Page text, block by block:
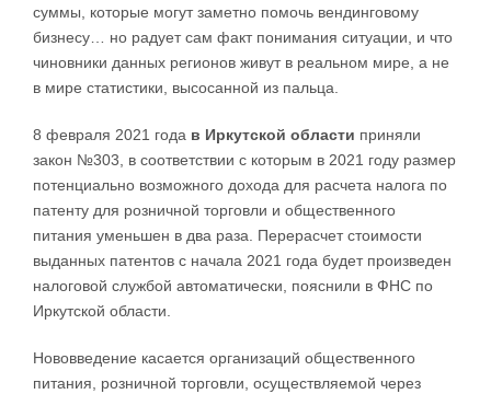
суммы, которые могут заметно помочь вендинговому
бизнесу… но радует сам факт понимания ситуации, и что
чиновники данных регионов живут в реальном мире, а не
в мире статистики, высосанной из пальца.
8 февраля 2021 года в Иркутской области приняли
закон №303, в соответствии с которым в 2021 году размер
потенциально возможного дохода для расчета налога по
патенту для розничной торговли и общественного
питания уменьшен в два раза. Перерасчет стоимости
выданных патентов с начала 2021 года будет произведен
налоговой службой автоматически, пояснили в ФНС по
Иркутской области.
Нововведение касается организаций общественного
питания, розничной торговли, осуществляемой через